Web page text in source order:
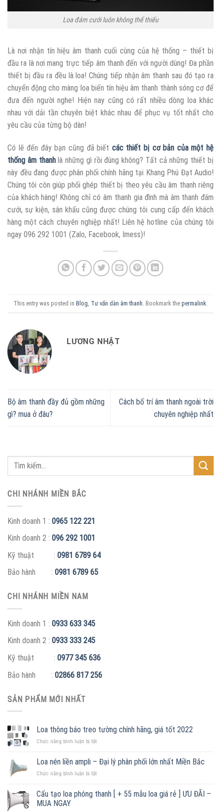
Loa đám cưới luôn không thể thiếu
Là nơi nhận tín hiệu âm thanh cuối cùng của hệ thống – thiết bị
đầu ra là nơi mang trực tiếp âm thanh đến với người dùng! Đa phần
thiết bị đầu ra đều là loa! Chúng tiếp nhận âm thanh sau đó tạo ra
chuyển động cho màng loa biến tín hiệu âm thanh thành sóng cơ để
đưa đến người nghe! Hiện nay cũng có rất nhiều dòng loa khác
nhau với dải tần chuyên biệt khác nhau để phục vụ tốt nhất cho
yêu cầu của từng bộ dàn!
Có lẽ đến đây bạn cũng đã biết các thiết bị cơ bản của một hệ
thống âm thanhlà những gì rồi đúng không? Tất cả những thiết bị
này đều đang được phân phối chính hãng tại Khang Phú Đạt Audio!
Chúng tôi còn giúp phối ghép thiết bị theo yêu cầu âm thanh riêng
của khách hàng! Không chỉ có âm thanh gia đình mà âm thanh đám
cưới, sự kiện, sân khấu cũng được chúng tôi cung cấp đến khách
hàng một cách chuyên nghiệp nhất! Liên hệ hotline của chúng tôi
ngay 096 292 1001 (Zalo, Facebook, Imess)!
This entry was posted in Blog Tư vấn dàn âm thanh . Bookmark the permalink
LƯƠNG NHẬT
Bộ âm thanh đầy đủ gồm những
gì? mua ở đâu?
Cách bố trí âm thanh ngoài trời
chuyên nghiệp nhất
CHI NHÁNH MIỀN BẮC
Kinh doanh 1 : 0965 122 221
Kinh doanh 2 : 096 292 1001
Kỹ thuật : 0981 6789 64
Bảo hành : 0981 6789 65
CHI NHÁNH MIỀN NAM
Kinh doanh 1 : 0933 633 345
Kinh doanh 2 : 0933 333 245
Kỹ thuật : 0977 345 636
Bảo hành : 02866 817 256
SẢN PHẨM MỚI NHẤT
Loa thông báo treo tường chính hãng, giá tốt 2022
Chức năng bình luận bị tắtở
thông
báo
treo
chính
Loa nén liền ampli – Đại lý phân phối lớn nhất Miền Bắc
Chức năng bình luận bị tắtở
nén
liền
Cấu tạo loa phóng thanh [ + 55 mẫu loa giá rẻ ] ƯU ĐÃI –
MUA NGAY